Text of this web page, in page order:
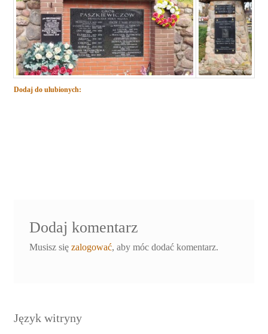
Dodaj do ulubionych:
Dodaj komentarz
Musisz się zalogować, aby móc dodać komentarz.
Język witryny